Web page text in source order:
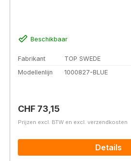
Beschikbaar
Fabrikant
TOP SWEDE
Modellenlijn
1000827-BLUE
Normale prijs:
CHF 73,15
Prijzen excl. BTW en excl. verzendkosten
Details